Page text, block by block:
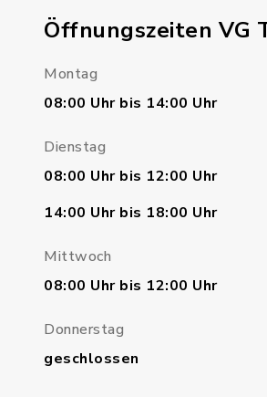
Öffnungszeiten VG
Montag
08:00 Uhr bis 14:00 Uhr
Dienstag
08:00 Uhr bis 12:00 Uhr
14:00 Uhr bis 18:00 Uhr
Mittwoch
08:00 Uhr bis 12:00 Uhr
Donnerstag
geschlossen